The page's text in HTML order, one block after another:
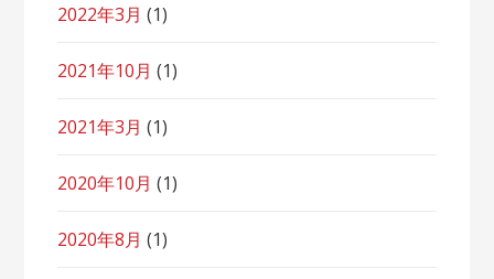
2022年3月 (1)
2021年10月 (1)
2021年3月 (1)
2020年10月 (1)
2020年8月 (1)